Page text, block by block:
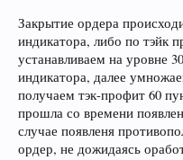
Закрытие ордера
индикатора, либо по тэйк
устанавливаем на уровне
индикатора, далее
получаем тэк-профит 60
прошла со времени
случае появленя
ордер, не дожидаясь